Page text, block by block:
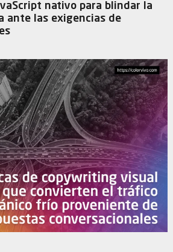
nativo para blindar la
ante las exigencias de